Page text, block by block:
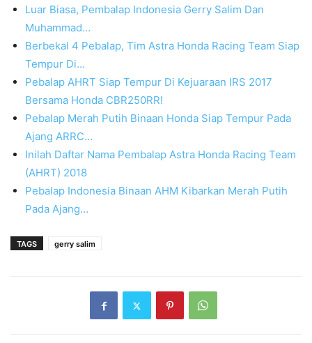
Luar Biasa, Pembalap Indonesia Gerry Salim Dan
Muhammad…
Berbekal 4 Pebalap, Tim Astra Honda Racing Team Siap
Tempur Di…
Pebalap AHRT Siap Tempur Di Kejuaraan IRS 2017
Bersama Honda CBR250RR!
Pebalap Merah Putih Binaan Honda Siap Tempur Pada
Ajang ARRC…
Inilah Daftar Nama Pembalap Astra Honda Racing Team
(AHRT) 2018
Pebalap Indonesia Binaan AHM Kibarkan Merah Putih
Pada Ajang…
TAGS gerry salim